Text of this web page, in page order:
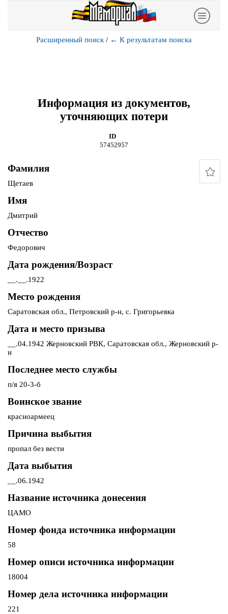
Расширенный поиск / ← К результатам поиска
Информация из документов,
уточняющих потери
ID
57452957
Фамилия
Щетаев
Имя
Дмитрий
Отчество
Федорович
Дата рождения/Возраст
__.__.1922
Место рождения
Саратовская обл., Петровский р-н, с. Григорьевка
Дата и место призыва
__.04.1942 Жерновский РВК, Саратовская обл., Жерновский р-
н
Последнее место службы
п/я 20-3-б
Воинское звание
красноармеец
Причина выбытия
пропал без вести
Дата выбытия
__.06.1942
Название источника донесения
ЦАМО
Номер фонда источника информации
58
Номер описи источника информации
18004
Номер дела источника информации
221